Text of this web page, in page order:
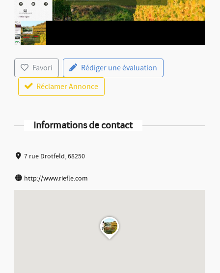
Favori
Rédiger une évaluation
Réclamer Annonce
Informations de contact
7 rue Drotfeld, 68250
http://www.riefle.com